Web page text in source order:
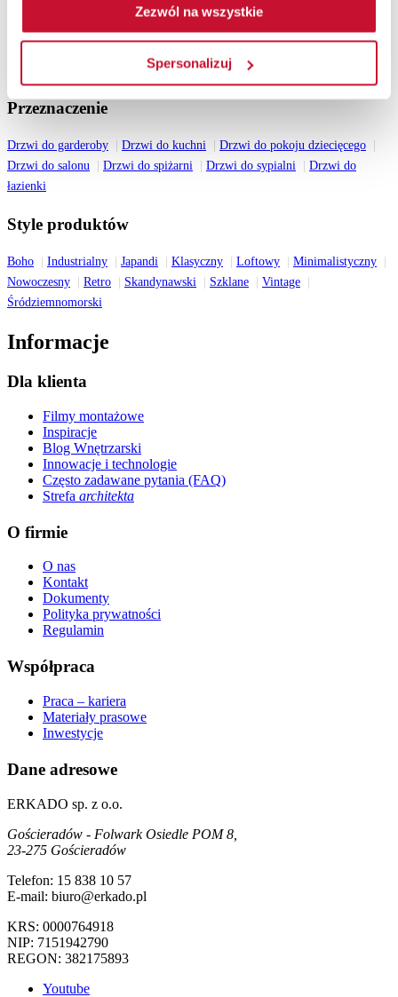
Zezwól na wszystkie
Spersonalizuj
Katalog drzwi wewnętrznych 2026
Katalog drzwi zewnętrznych drewnianych 2026
Katalog drzwi stalowych 2026
Wszystkie katalogi
Przeznaczenie
Drzwi do garderoby Drzwi do kuchni
Drzwi do pokoju dziecięcego
Drzwi do salonu
Drzwi do spiżarni Drzwi do sypialni
Drzwi do
łazienki
Style produktów
Boho Industrialny Japandi Klasyczny Loftowy
Minimalistyczny
Nowoczesny
Retro Skandynawski Szklane
Vintage
Śródziemnomorski
Informacje
Dla klienta
Filmy montażowe
Inspiracje
Blog Wnętrzarski
Innowacje i technologie
Często zadawane pytania (FAQ)
Strefa architekta
O firmie
O nas
Kontakt
Dokumenty
Polityka prywatności
Regulamin
Współpraca
Praca – kariera
Materiały prasowe
Inwestycje
Dane adresowe
ERKADO sp. z o.o.
Gościeradów - Folwark Osiedle POM 8,
23-275 Gościeradów
Telefon: 15 838 10 57
E-mail: biuro@erkado.pl
KRS: 0000764918
NIP: 7151942790
REGON: 382175893
Youtube